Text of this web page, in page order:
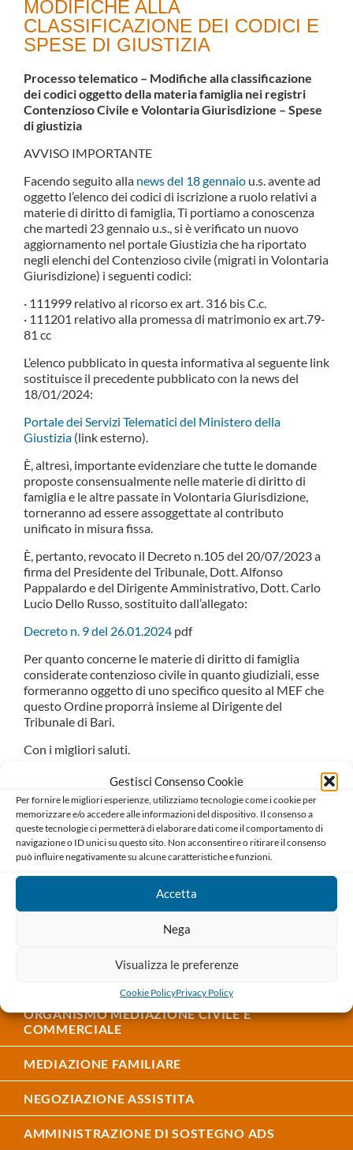
Gestisci Consenso Cookie
Per fornire le migliori esperienze, utilizziamo tecnologie come i cookie per
memorizzare e/o accedere alle informazioni del dispositivo. Il consenso a
queste tecnologie ci permetterà di elaborare dati come il comportamento di
navigazione o ID unici su questo sito. Non acconsentire o ritirare il consenso
può influire negativamente su alcune caratteristiche e funzioni.
Accetta
Nega
Visualizza le preferenze
Cookie PolicyPrivacy Policy
MODIFICHE ALLA
CLASSIFICAZIONE DEI CODICI E
SPESE DI GIUSTIZIA
Processo telematico – Modifiche alla classificazione
dei codici oggetto della materia famiglia nei registri
Contenzioso Civile e Volontaria Giurisdizione – Spese
di giustizia
AVVISO IMPORTANTE
Facendo seguito alla news del 18 gennaio u.s. avente ad
oggetto l’elenco dei codici di iscrizione a ruolo relativi a
materie di diritto di famiglia, Ti portiamo a conoscenza
che martedi 23 gennaio u.s., si è verificato un nuovo
aggiornamento nel portale Giustizia che ha riportato
negli elenchi del Contenzioso civile (migrati in Volontaria
Giurisdizione) i seguenti codici:
· 111999 relativo al ricorso ex art. 316 bis C.c.
· 111201 relativo alla promessa di matrimonio ex art.79-
81 cc
L’elenco pubblicato in questa informativa al seguente link
sostituisce il precedente pubblicato con la news del
18/01/2024:
Portale dei Servizi Telematici del Ministero della
Giustizia (link esterno).
È, altresì, importante evidenziare che tutte le domande
proposte consensualmente nelle materie di diritto di
famiglia e le altre passate in Volontaria Giurisdizione,
torneranno ad essere assoggettate al contributo
unificato in misura fissa.
È, pertanto, revocato il Decreto n.105 del 20/07/2023 a
firma del Presidente del Tribunale, Dott. Alfonso
Pappalardo e del Dirigente Amministrativo, Dott. Carlo
Lucio Dello Russo, sostituito dall’allegato:
Decreto n. 9 del 26.01.2024 pdf
Per quanto concerne le materie di diritto di famiglia
considerate contenzioso civile in quanto giudiziali, esse
formeranno oggetto di uno specifico quesito al MEF che
questo Ordine proporrà insieme al Dirigente del
Tribunale di Bari.
Con i migliori saluti.
Salvatore D’Aluiso
La Consigliera delegata
Paola Perchinunno
ORGANISMO MEDIAZIONE CIVILE E
COMMERCIALE
MEDIAZIONE FAMILIARE
NEGOZIAZIONE ASSISTITA
AMMINISTRAZIONE DI SOSTEGNO ADS